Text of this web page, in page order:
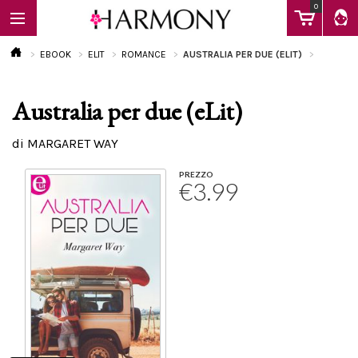
0
EBOOK
Calendario
EBOOK ELIT ROMANCE AUSTRALIA PER DUE (ELIT)
Australia per due (eLit)
di MARGARET WAY
PREZZO
€3.99